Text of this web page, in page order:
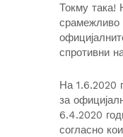
Токму така!
срамежливо
спротивни
На 1.6.2020
за
6.4.2020
согласно